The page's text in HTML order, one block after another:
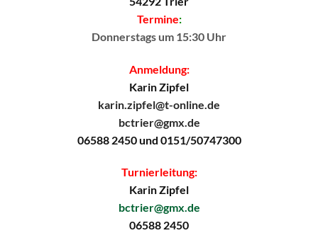
Termine:
Donnerstags um 15:30 Uhr
Anmeldung:
Karin Zipfel
karin.zipfel@t-online.de
bctrier@gmx.de
06588 2450 und 0151/50747300
Turnierleitung:
Karin Zipfel
bctrier@gmx.de
06588 2450